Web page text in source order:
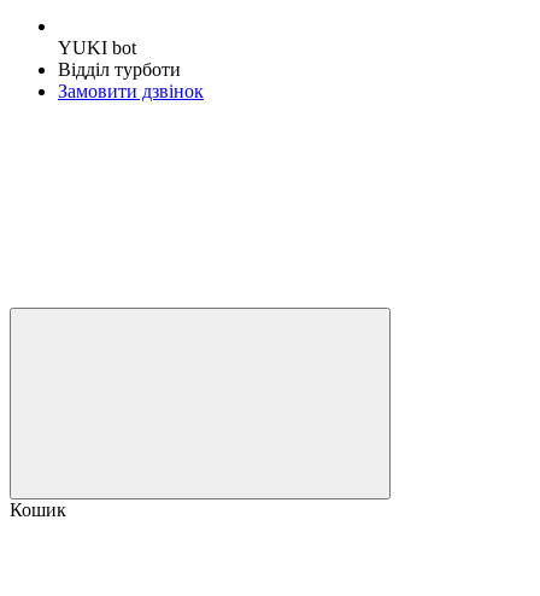
YUKI bot
Відділ турботи
Замовити дзвінок
Кошик